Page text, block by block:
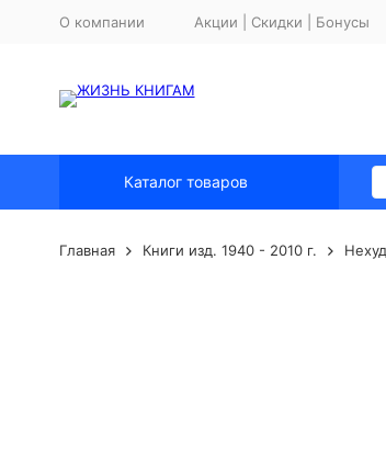
О компании Акции | Скидки | Бонусы
Каталог товаров
Главная Книги изд. 1940 - 2010 г.